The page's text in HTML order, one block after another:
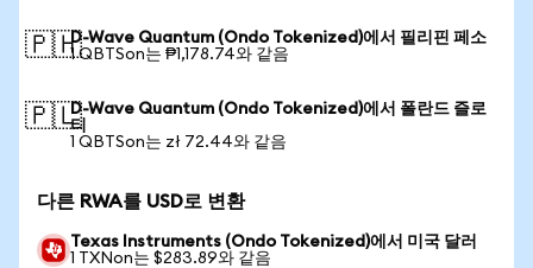
🇵🇭D-Wave Quantum (Ondo Tokenized)에서 필리핀 페소
1 QBTSon는 ₱1,178.74와 같음
🇵🇱D-Wave Quantum (Ondo Tokenized)에서 폴란드 즐로
티
1 QBTSon는 zł 72.44와 같음
다른 RWA를 USD로 변환
Texas Instruments (Ondo Tokenized)에서 미국 달러
1 TXNon는 $283.89와 같음